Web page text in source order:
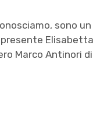
sono un
presente Elisabetta
Marco Antinori di